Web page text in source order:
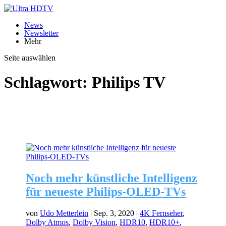
News
Newsletter
Mehr
Seite auswählen
Schlagwort: Philips TV
Noch mehr künstliche Intelligenz
für neueste Philips-OLED-TVs
vonUdo Metterlein | Sep. 3, 2020 |4K Fernseher,
Dolby Atmos,Dolby Vision,HDR10,HDR10+,